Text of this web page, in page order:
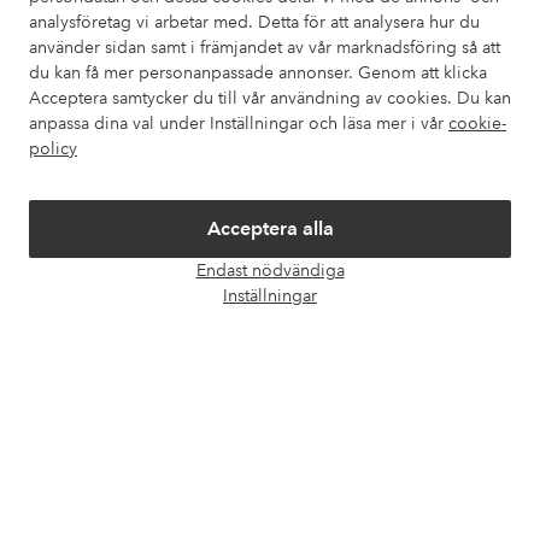
analysföretag vi arbetar med. Detta för att analysera hur du
använder sidan samt i främjandet av vår marknadsföring så att
du kan få mer personanpassade annonser. Genom att klicka
Acceptera samtycker du till vår användning av cookies. Du kan
anpassa dina val under Inställningar och läsa mer i vår cookie-
policy
Acceptera alla
Endast nödvändiga
Inställningar
Våra tjänster
Villkor